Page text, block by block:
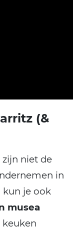
(&
niet de
in
kun je ook
musea
keuken